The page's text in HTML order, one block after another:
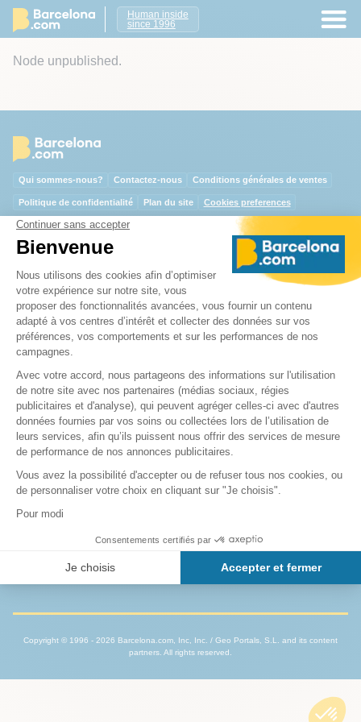
Human inside
since 1996
Node unpublished.
Qui sommes-nous? Contactez-nous Conditions générales de ventes
Politique de confidentialité Plan du site Cookies preferences
Suivez-nous
Fiers de collaborer avec les principales institutions culturelles et touristiques de Barcelone.
A complete Barcelona experience — Plan it. Live it. Love it.
Copyright © 1996 - 2026 Barcelona.com, Inc, Inc. / Geo Portals, S.L. and its content
partners. All rights reserved.